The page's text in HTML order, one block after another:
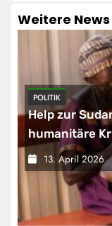
Weitere News
POLITIK
Help zur
humanitäre
13. April 2026